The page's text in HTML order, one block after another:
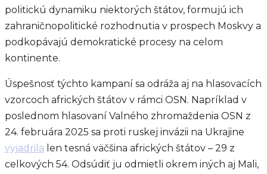
politickú dynamiku niektorých štátov, formujú ich
zahraničnopolitické rozhodnutia v prospech Moskvy a
podkopávajú demokratické procesy na celom
kontinente.
Úspešnosť týchto kampaní sa odráža aj na hlasovacích
vzorcoch afrických štátov v rámci OSN. Napríklad v
poslednom hlasovaní Valného zhromaždenia OSN z
24. februára 2025 sa proti ruskej invázii na Ukrajine
vyjadrila len tesná väčšina afrických štátov – 29 z
celkových 54. Odsúdiť ju odmietli okrem iných aj Mali,